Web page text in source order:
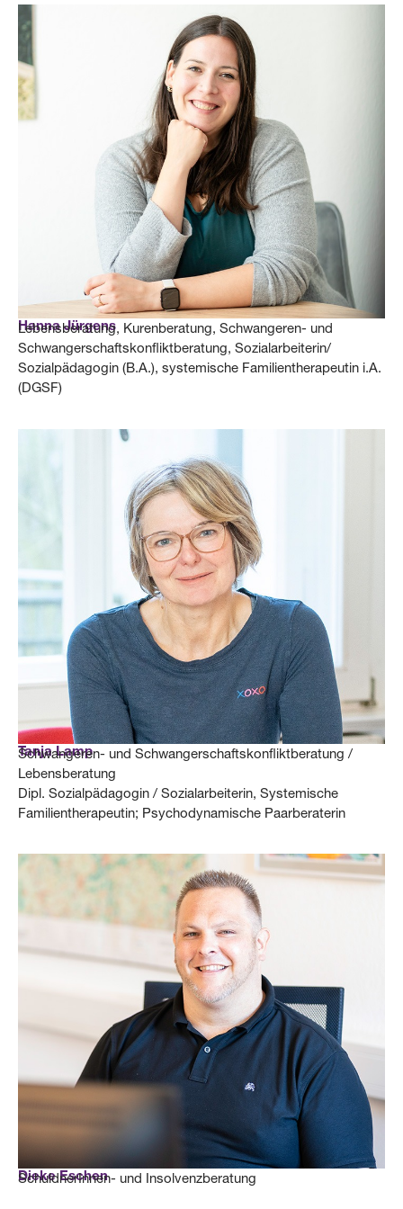
Hanna Jürgens
Lebensberatung, Kurenberatung, Schwangeren- und
Schwangerschaftskonfliktberatung, Sozialarbeiterin/
Sozialpädagogin (B.A.), systemische Familientherapeutin i.A.
(DGSF)
Tanja Lamp
Schwangeren- und Schwangerschaftskonfliktberatung /
Lebensberatung
Dipl. Sozialpädagogin / Sozialarbeiterin, Systemische
Familientherapeutin; Psychodynamische Paarberaterin
Dieke Eschen
SchuldnerInnen- und Insolvenzberatung